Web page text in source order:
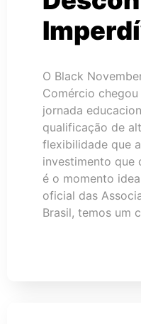
O Black
Comércio
jornada
qualificação de
flexibilidade que
investimento que
é o momento
oficial das
Brasil, temos um